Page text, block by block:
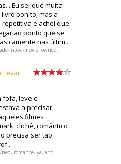
Eu sei que muita
bonito, mas a
e achei que
ao ponto que se
nas últim...
into-a-movie, owned,
Levar,
fofa, leve e
a precisar.
filmes
clichê, romântico
precisa ser tão
romance, ya, and